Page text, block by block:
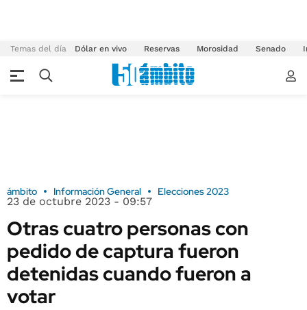
Temas del día Dólar en vivo Reservas Morosidad Senado
ámbito Información General Elecciones 2023
23 de octubre 2023 - 09:57
Otras cuatro personas con
pedido de captura fueron
detenidas cuando fueron a
votar